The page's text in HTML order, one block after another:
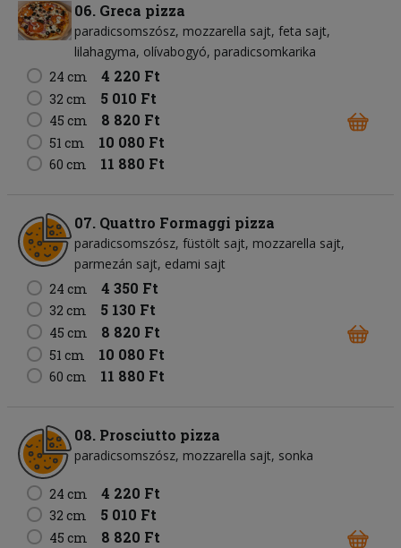
06. Greca pizza
paradicsomszósz mozzarella sajt feta sajt
lilahagyma olívabogyó paradicsomkarika
24 cm
4 220 Ft
32 cm 5 010 Ft
45 cm 8 820 Ft
51 cm 10 080 Ft
60 cm 11 880 Ft
07. Quattro Formaggi pizza
paradicsomszósz füstölt sajt mozzarella sajt
parmezán sajt edami sajt
24 cm
4 350 Ft
32 cm 5 130 Ft
45 cm 8 820 Ft
51 cm 10 080 Ft
60 cm 11 880 Ft
08. Prosciutto pizza
paradicsomszósz mozzarella sajt sonka
24 cm 4 220 Ft
32 cm 5 010 Ft
45 cm 8 820 Ft